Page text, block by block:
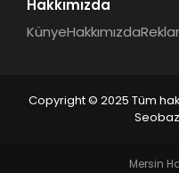
Hakkımızda
KünyeHakkımızda
Copyright © 2025 Tüm
Mersin